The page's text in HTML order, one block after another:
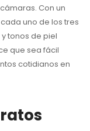
Con un
uno de los tres
tonos de piel
que sea fácil
cotidianos en